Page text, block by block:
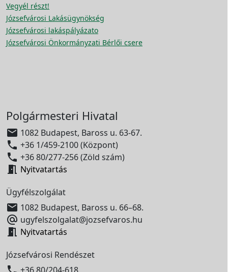
Vegyél részt!
Józsefvárosi Lakásügynökség
Józsefvárosi lakáspályázato
Józsefvárosi Önkormányzati Bérlői csere
Polgármesteri Hivatal
 1082 Budapest, Baross u. 63-67.
 +36 1/459-2100 (Központ)
 +36 80/277-256 (Zöld szám)
 Nyitvatartás
Ügyfélszolgálat
 1082 Budapest, Baross u. 66–68.
 ugyfelszolgalat@jozsefvaros.hu
 Nyitvatartás
Józsefvárosi Rendészet